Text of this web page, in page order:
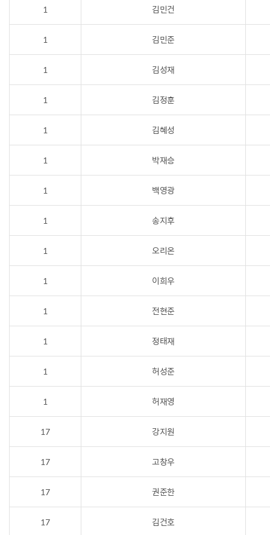
1 김민건
1 김민준
1 김성재
1 김정훈
1 김혜성
1 박재승
1 백영광
1 송지후
1 오리온
1 이희우
1 전현준
1 정태재
1 허성준
1 허재영
17 강지원
17 고창우
17 권준한
17 김건호